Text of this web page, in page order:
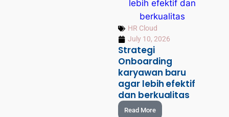
HR Cloud
July 10, 2026
Strategi
Onboarding
karyawan baru
agar lebih efektif
dan berkualitas
Read More